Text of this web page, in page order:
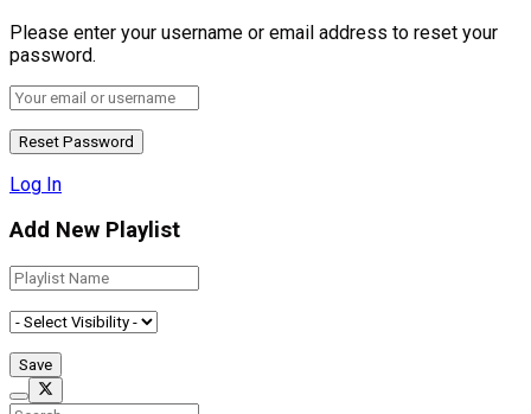
Please enter your username or email address to reset your
password.
Log In
Add New Playlist